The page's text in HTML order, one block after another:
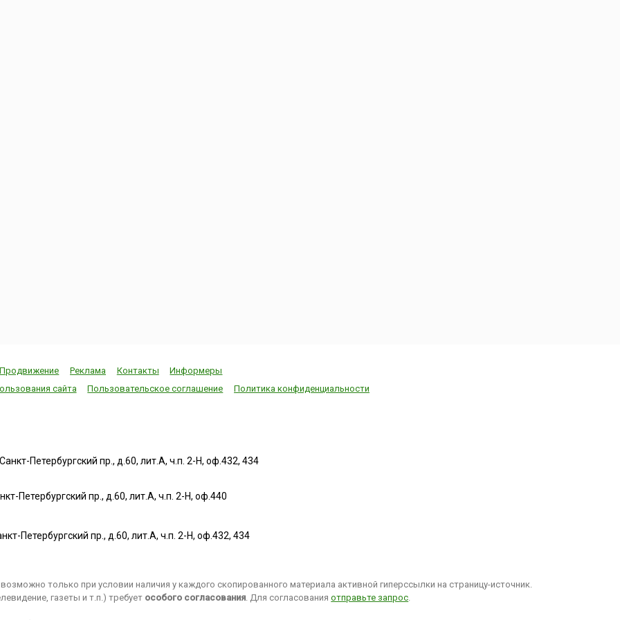
Продвижение Реклама Контакты
Информеры
сайта
Пользовательское соглашение Политика конфиденциальности
Петербургский пр., д.60, лит.А, ч.п. 2-Н, оф.432, 434
Петербургский пр., д.60, лит.А, ч.п. 2-Н, оф.440
Петербургский пр., д.60, лит.А, ч.п. 2-Н, оф.432, 434
только при условии наличия у каждого скопированного материала активной гиперссылки на страницу-источник.
газеты и т.п.) требует особого согласования. Для согласованияотправьте запрос.